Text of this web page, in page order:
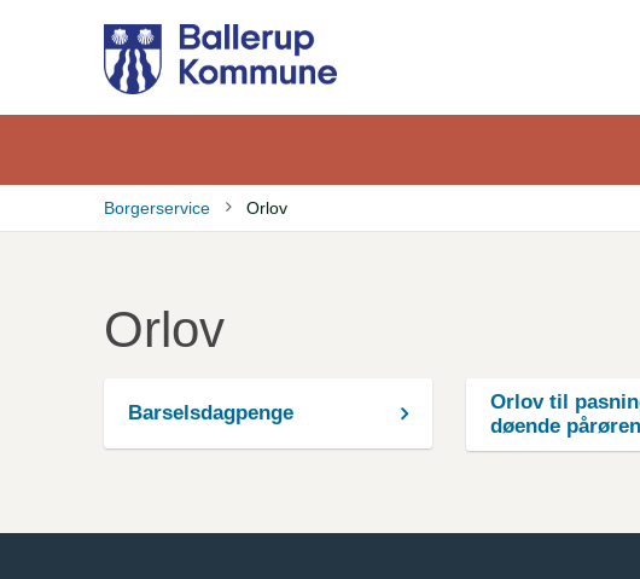
hovedindhold
Borgerservice Orlov
Orlov
Barselsdagpenge
Orlov til
døende